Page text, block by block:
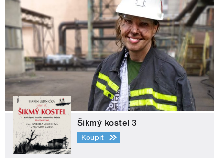
Šikmý kostel 3
Koupit